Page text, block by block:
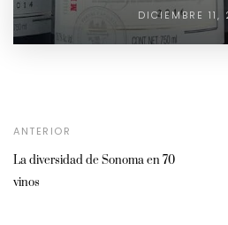
DICIEMBRE
ANTERIOR
La diversidad de Sonoma en 70
vinos